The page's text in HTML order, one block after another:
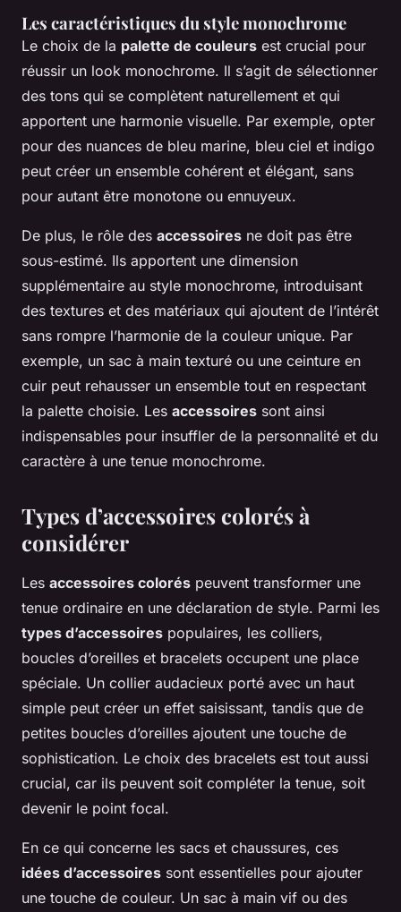
Les caractéristiques du style monochrome
Le choix de la palette de couleurs est crucial pour
réussir un look monochrome. Il s’agit de sélectionner
des tons qui se complètent naturellement et qui
apportent une harmonie visuelle. Par exemple, opter
pour des nuances de bleu marine, bleu ciel et indigo
peut créer un ensemble cohérent et élégant, sans
pour autant être monotone ou ennuyeux.
De plus, le rôle des accessoires ne doit pas être
sous-estimé. Ils apportent une dimension
supplémentaire au style monochrome, introduisant
des textures et des matériaux qui ajoutent de l’intérêt
sans rompre l’harmonie de la couleur unique. Par
exemple, un sac à main texturé ou une ceinture en
cuir peut rehausser un ensemble tout en respectant
la palette choisie. Les accessoires sont ainsi
indispensables pour insuffler de la personnalité et du
caractère à une tenue monochrome.
Types d’accessoires colorés à
considérer
Les accessoires colorés peuvent transformer une
tenue ordinaire en une déclaration de style. Parmi les
types d’accessoires populaires, les colliers,
boucles d’oreilles et bracelets occupent une place
spéciale. Un collier audacieux porté avec un haut
simple peut créer un effet saisissant, tandis que de
petites boucles d’oreilles ajoutent une touche de
sophistication. Le choix des bracelets est tout aussi
crucial, car ils peuvent soit compléter la tenue, soit
devenir le point focal.
En ce qui concerne les sacs et chaussures, ces
idées d’accessoires sont essentielles pour ajouter
une touche de couleur. Un sac à main vif ou des